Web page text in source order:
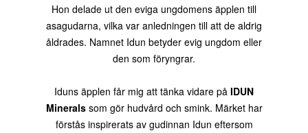
Hon delade ut den eviga ungdomens äpplen till
asagudarna, vilka var anledningen till att de aldrig
åldrades. Namnet Idun betyder evig ungdom eller
den som föryngrar.
Iduns äpplen får mig att tänka vidare på IDUN
Mineralssom gör hudvård och smink. Märket har
förstås inspirerats av gudinnan Idun eftersom